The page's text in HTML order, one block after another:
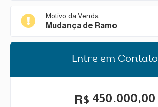
Motivo da Venda
Mudança de Ramo
Entre em Contato
R$ 450.000,00